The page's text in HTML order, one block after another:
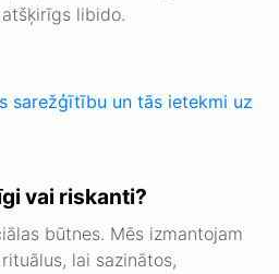
libido.
vai riskanti?
būtnes. Mēs izmantojam
lai sazinātos,